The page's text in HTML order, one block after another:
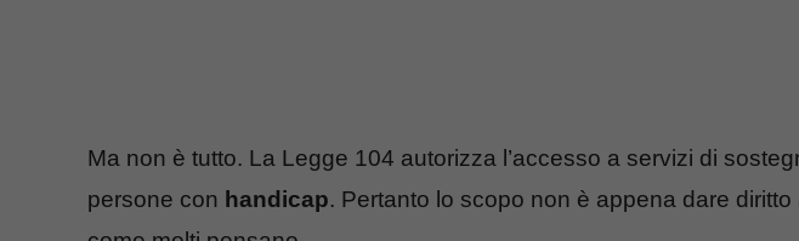
Ma non è tutto. La Legge 104 autorizza l’accesso a servizi di
persone con handicap. Pertanto lo scopo non è appena dare diritto